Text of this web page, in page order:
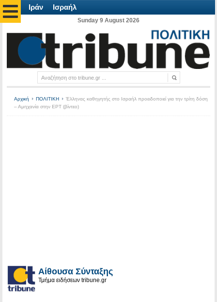
Ιράν Ισραήλ
Sunday 9 August 2026
Αρχική ΠΟΛΙΤΙΚΗ
Έλληνας καθηγητής στο Ισραήλ προειδοποιεί για την τρίτη δόση
– Αμηχανία στην ΕΡΤ (βίντεο)
Αίθουσα Σύνταξης
Τμήμα ειδήσεων tribune.gr